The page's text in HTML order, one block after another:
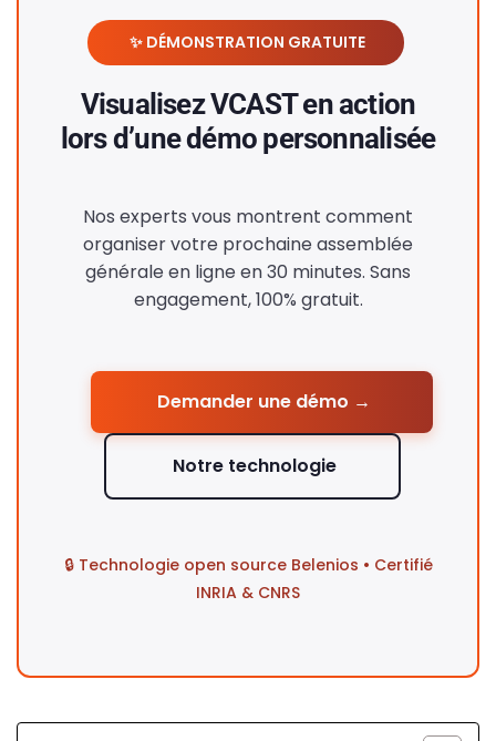
✨ DÉMONSTRATION GRATUITE
Visualisez VCAST en action
lors d’une démo personnalisée
Nos experts vous montrent comment
organiser votre prochaine assemblée
générale en ligne en 30 minutes. Sans
engagement, 100% gratuit.
Demander une démo →
Notre technologie
🔒 Technologie open source Belenios • Certifié
INRIA & CNRS